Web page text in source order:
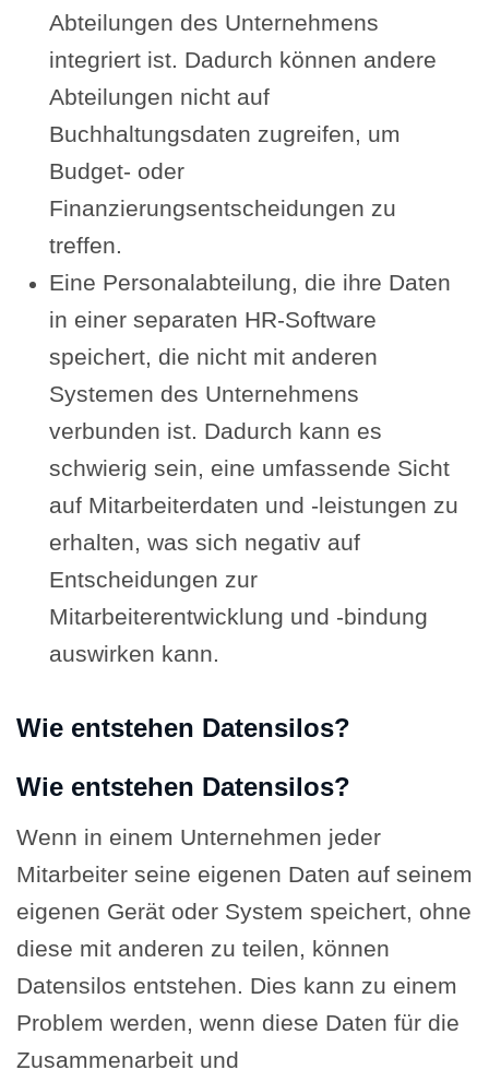
Abteilungen des Unternehmens
integriert ist. Dadurch können andere
Abteilungen nicht auf
Buchhaltungsdaten zugreifen, um
Budget- oder
Finanzierungsentscheidungen zu
treffen.
Eine Personalabteilung, die ihre Daten
in einer separaten HR-Software
speichert, die nicht mit anderen
Systemen des Unternehmens
verbunden ist. Dadurch kann es
schwierig sein, eine umfassende Sicht
auf Mitarbeiterdaten und -leistungen zu
erhalten, was sich negativ auf
Entscheidungen zur
Mitarbeiterentwicklung und -bindung
auswirken kann.
Wie entstehen Datensilos?
Wie entstehen Datensilos?
Wenn in einem Unternehmen jeder
Mitarbeiter seine eigenen Daten auf seinem
eigenen Gerät oder System speichert, ohne
diese mit anderen zu teilen, können
Datensilos entstehen. Dies kann zu einem
Problem werden, wenn diese Daten für die
Zusammenarbeit und